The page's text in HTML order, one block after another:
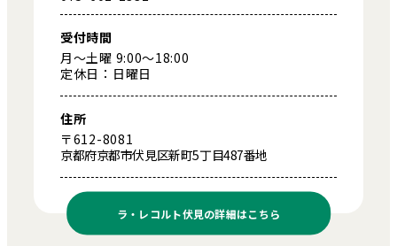
受付時間
月～土曜 9:00～18:00
定休日：日曜日
住所
〒612-8081
京都府京都市伏見区新町5丁目487番地
ラ・レコルト伏見の詳細はこちら